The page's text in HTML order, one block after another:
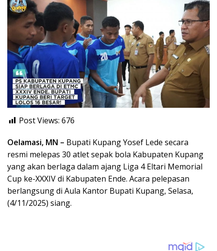
Post Views: 676
Oelamasi, MN – Bupati Kupang Yosef Lede secara
resmi melepas 30 atlet sepak bola Kabupaten Kupang
yang akan berlaga dalam ajang Liga 4 Eltari Memorial
Cup ke-XXXIV di Kabupaten Ende. Acara pelepasan
berlangsung di Aula Kantor Bupati Kupang, Selasa,
(4/11/2025) siang.